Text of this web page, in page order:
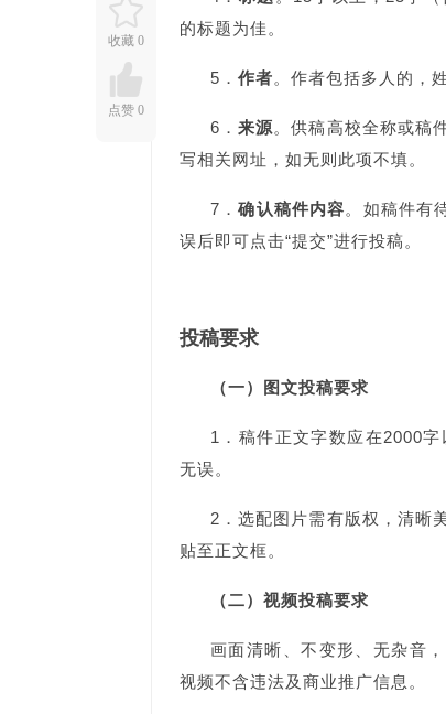
收藏 0
点赞 0
的标题为佳。
5 ． 作者。作者包括多人的，
6 ．来源。供稿高校全称或稿
写相关网址，如无则此项不填。
7 ．确认稿件内容。如稿件有
误后即可点击“提交”进行投稿。
投稿要求
（一）图文投稿要求
1 ．稿件正文字数应在2000
无误。
2 ．选配图片需有版权，清晰
贴至正文框。
（二）视频投稿要求
画面清晰、不变形、无杂音
视频不含违法及商业推广信息。